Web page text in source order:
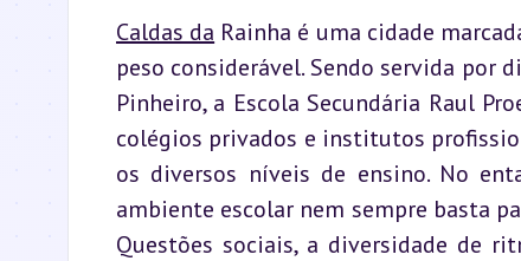
Caldas da Rainha é uma cidade
peso considerável. Sendo servida por
Pinheiro, a Escola Secundária Raul
colégios privados e institutos
os diversos níveis de ensino. No
ambiente escolar nem sempre basta
Questões sociais, a diversidade de